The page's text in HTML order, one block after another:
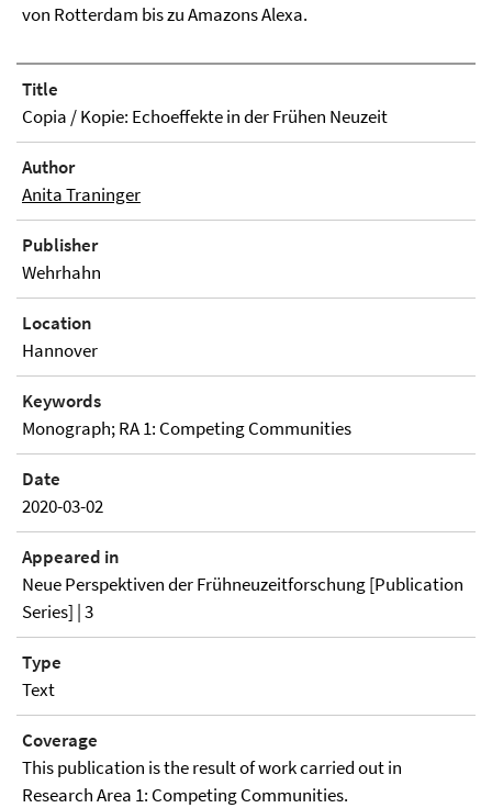
von Rotterdam bis zu Amazons Alexa.
Title
Copia / Kopie: Echoeffekte in der Frühen Neuzeit
Author
Anita Traninger
Publisher
Wehrhahn
Location
Hannover
Keywords
Monograph; RA 1: Competing Communities
Date
2020-03-02
Appeared in
Neue Perspektiven der Frühneuzeitforschung [Publication
Series] | 3
Type
Text
Coverage
This publication is the result of work carried out in
Research Area 1: Competing Communities.